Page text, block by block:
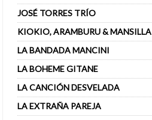
JOSÉ TORRES TRÍO
KIOKIO, ARAMBURU & MANSILLA
LA BANDADA MANCINI
LA BOHEME GITANE
LA CANCIÓN DESVELADA
LA EXTRAÑA PAREJA